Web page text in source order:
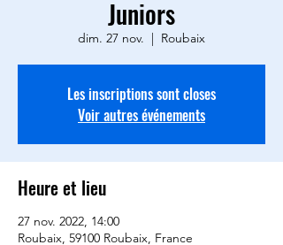
Juniors
dim. 27 nov.
  |
Roubaix
Les inscriptions sont closes
Voir autres événements
Heure et lieu
27 nov. 2022, 14:00
Roubaix, 59100 Roubaix, France